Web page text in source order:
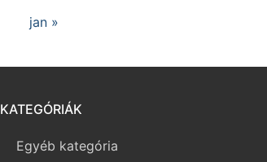
jan »
KATEGÓRIÁK
Egyéb kategória